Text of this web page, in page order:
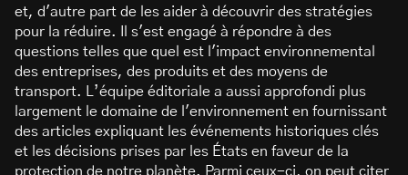
et, d'autre part de les aider à découvrir des stratégies
pour la réduire. Il s'est engagé à répondre à des
questions telles que quel est l'impact environnemental
des entreprises, des produits et des moyens de
transport. L’équipe éditoriale a aussi approfondi plus
largement le domaine de l'environnement en fournissant
des articles expliquant les événements historiques clés
et les décisions prises par les États en faveur de la
protection de notre planète. Parmi ceux-ci, on peut citer